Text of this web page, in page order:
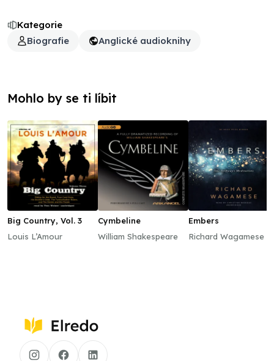
Kategorie
Biografie
Anglické audioknihy
Mohlo by se ti líbit
Big Country, Vol. 3
Louis L’Amour
Cymbeline
William Shakespeare
Embers
Richard Wagamese